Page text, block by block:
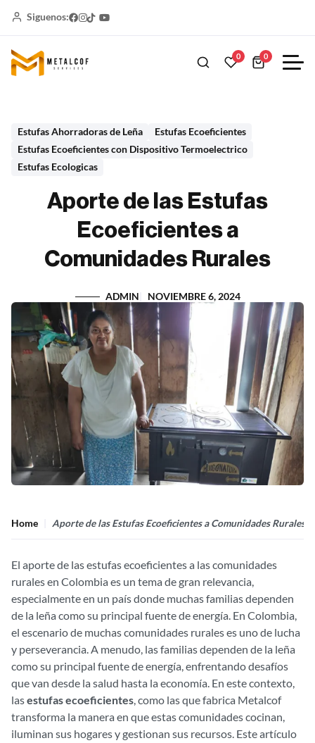
Siguenos:
0 0
Estufas Ahorradoras de Leña
Estufas Ecoeficientes
Estufas Ecoeficientes con Dispositivo Termoelectrico
Estufas Ecologicas
Aporte de las Estufas
Ecoeficientes a
Comunidades Rurales
ADMIN NOVIEMBRE 6, 2024
Home Aporte de las Estufas Ecoeficientes a Comunidades Rurales
El aporte de las estufas ecoeficientes a las comunidades
rurales en Colombia es un tema de gran relevancia,
especialmente en un país donde muchas familias dependen
de la leña como su principal fuente de energía. En Colombia,
el escenario de muchas comunidades rurales es uno de lucha
y perseverancia. A menudo, las familias dependen de la leña
como su principal fuente de energía, enfrentando desafíos
que van desde la salud hasta la economía. En este contexto,
lasestufas ecoeficientes, como las que fabrica Metalcof
transforma la manera en que estas comunidades cocinan,
iluminan sus hogares y gestionan sus recursos. Este artículo